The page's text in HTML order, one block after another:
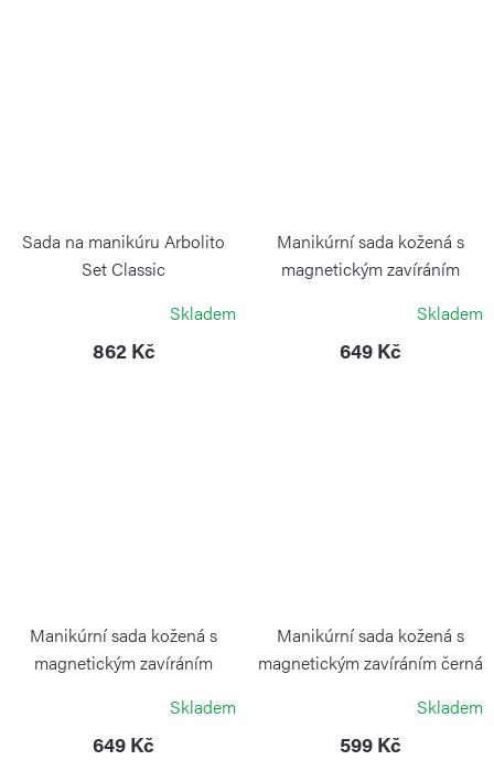
Sada na manikúru Arbolito
Set Classic
Skladem
862 Kč
Manikúrní sada kožená s
magnetickým zavíráním
Skladem
649 Kč
Manikúrní sada kožená s
magnetickým zavíráním
Skladem
649 Kč
Manikúrní sada kožená s
magnetickým zavíráním černá
Skladem
599 Kč